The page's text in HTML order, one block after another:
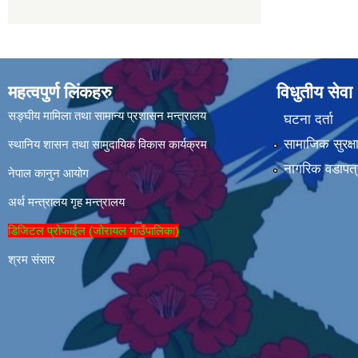
महत्वपुर्ण लिंकहरु
सङ्घीय मामिला तथा सामान्य प्रशासन मन्त्रालय
स्थानिय शासन तथा सामुदायिक विकास कार्यक्रम
नेपाल कानुन आयोग
अर्थ मन्त्रालय गृह मन्त्रालय
डिजिटल प्रोफाईल (जोरायल गाउँपालिका)
श्रम संसार
विधुतीय सेवा
घटना दर्ता
सामाजिक सुरक्षा
नागरिक